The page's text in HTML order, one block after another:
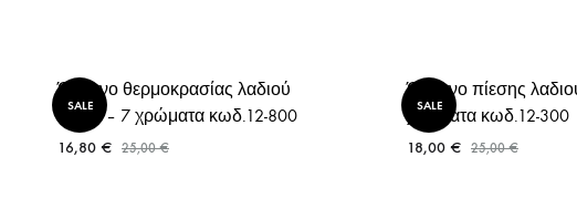
ΤΑΠΕΣ ΨΥΓΕΙΟΥ
SALE
Όργανο θερμοκρασίας λαδιού
52mm – 7 χρώματα κωδ.12-800
16,80 € 25,00€
SALE
Όργανο πίεσης
χρώματα κωδ.12-300
18,00 € 25,00€